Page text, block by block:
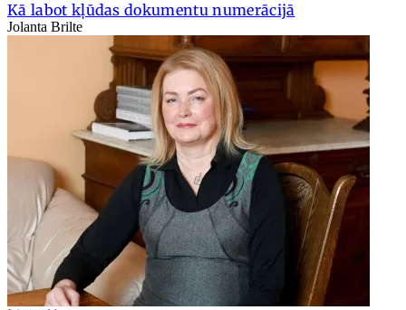
Kā labot kļūdas dokumentu numerācijā
Jolanta Brilte